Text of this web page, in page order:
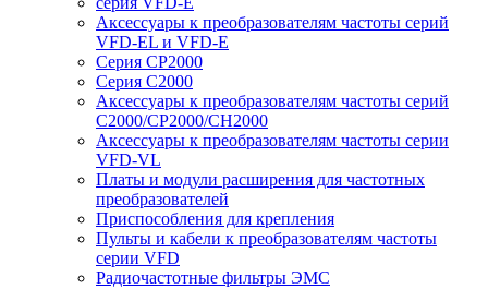
Аксессуары к преобразователям частоты серий
VFD-EL и VFD-E
Серия CP2000
Серия C2000
Аксессуары к преобразователям частоты серий
С2000/CP2000/CH2000
Аксессуары к преобразователям частоты серии
VFD-VL
Платы и модули расширения для частотных
преобразователей
Приспособления для крепления
Пульты и кабели к преобразователям частоты
серии VFD
Радиочастотные фильтры ЭМС